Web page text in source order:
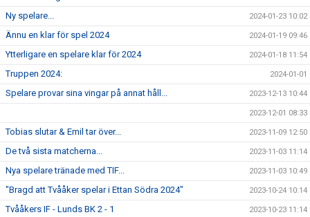
Ny spelare... 2024-01-23 10:02
Ännu en klar för spel 2024 2024-01-19 09:46
Ytterligare en spelare klar för 2024 2024-01-18 11:54
Truppen 2024: 2024-01-01
Spelare provar sina vingar på annat håll... 2023-12-13 10:44
2023-12-01 08:33
Tobias slutar & Emil tar över... 2023-11-09 12:50
De två sista matcherna... 2023-11-03 11:14
Nya spelare tränade med TIF... 2023-11-03 10:49
"Bragd att Tvååker spelar i Ettan Södra 2024" 2023-10-24 10:14
Tvååkers IF - Lunds BK 2 - 1 2023-10-23 11:14